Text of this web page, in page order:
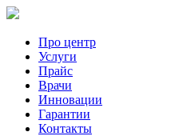
Перейти к основному содержанию
Про центр
Услуги
Прайс
Врачи
Инновации
Гарантии
Контакты